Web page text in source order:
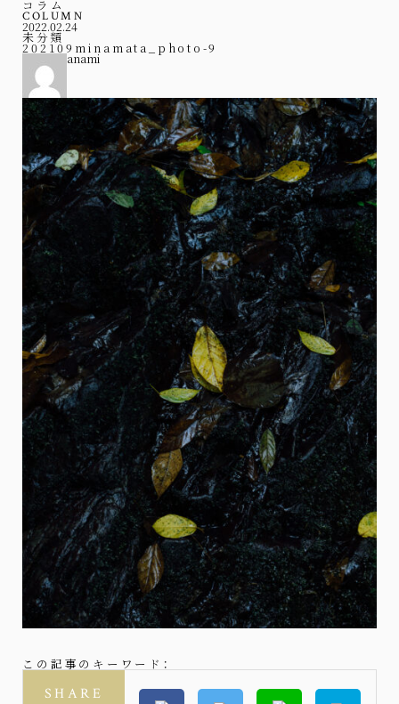
コラム
COLUMN
2022.02.24
未分類
202109minamata_photo-9
anami
この記事のキーワード：
SHARE